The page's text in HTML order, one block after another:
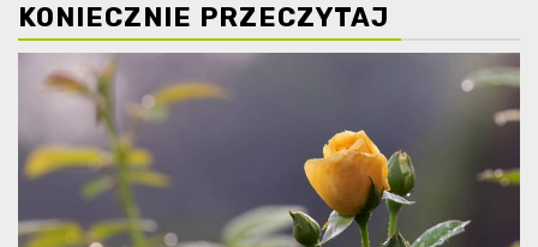
KONIECZNIE PRZECZYTAJ